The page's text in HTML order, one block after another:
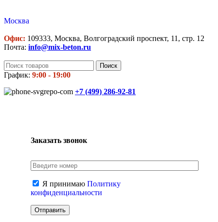
Москва
Офис: 109333, Москва, Волгоградский проспект, 11, стр. 12
Почта: info@mix-beton.ru
Поиск
График: 9:00 - 19:00
+7 (499) 286-92-81
Заказать звонок
Я принимаю Политику
конфиденциальности